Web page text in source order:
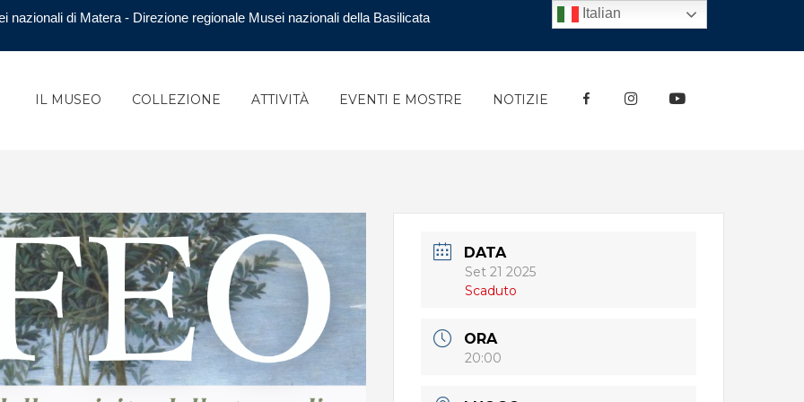
nazionali di Matera - Direzione regionale Musei nazionali della Basilicata
IL MUSEO COLLEZIONE ATTIVITÀ EVENTI E MOSTRE NOTIZIE FACEBOOKINSTAGRAMYOUTUBE
DATA
Set 21 2025
Scaduto
ORA
20:00
Italian